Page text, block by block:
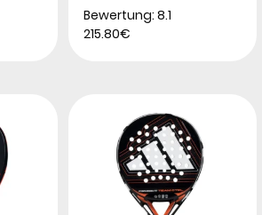
Bewertung: 8.1
215.80€